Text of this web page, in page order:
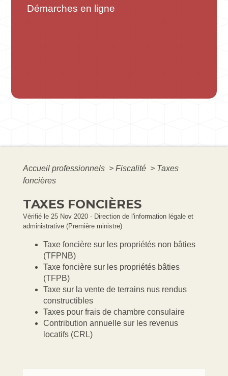
Démarches en ligne
Accueil professionnels > Fiscalité > Taxes
foncières
TAXES FONCIÈRES
Vérifié le 25 Nov 2020 - Direction de l'information légale et
administrative (Première ministre)
Taxe foncière sur les propriétés non bâties
(TFPNB)
Taxe foncière sur les propriétés bâties
(TFPB)
Taxe sur la vente de terrains nus rendus
constructibles
Taxes pour frais de chambre consulaire
Contribution annuelle sur les revenus
locatifs (CRL)